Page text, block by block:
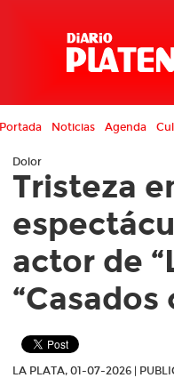
Portada Noticias Agenda
Dolor
Tristeza
actor de
“Casados
LA PLATA, 01-07-2026 |